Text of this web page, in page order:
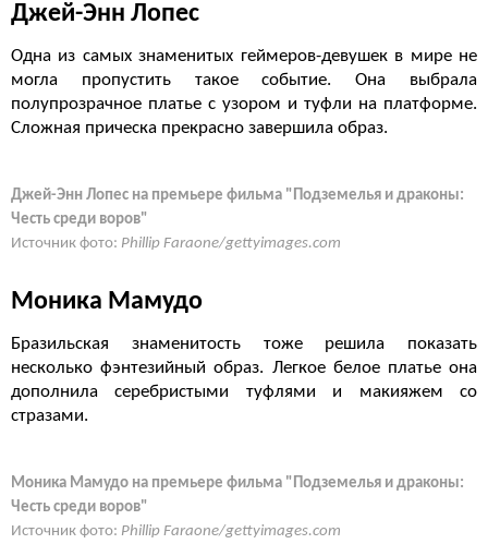
Джей-Энн Лопес
Одна из самых знаменитых геймеров-девушек в мире не
могла пропустить такое событие. Она выбрала
полупрозрачное платье с узором и туфли на платформе.
Сложная прическа прекрасно завершила образ.
Джей-Энн Лопес на премьере фильма "Подземелья и драконы:
Честь среди воров"
Источник фото: Phillip Faraone/gettyimages.com
Моника Мамудо
Бразильская знаменитость тоже решила показать
несколько фэнтезийный образ. Легкое белое платье она
дополнила серебристыми туфлями и макияжем со
стразами.
Моника Мамудо на премьере фильма "Подземелья и драконы:
Честь среди воров"
Источник фото: Phillip Faraone/gettyimages.com